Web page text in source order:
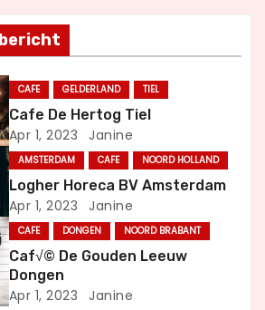
CAFE GELDERLAND TIEL
Cafe De Hertog Tiel
Apr 1, 2023 Janine
AMSTERDAM CAFE NOORD HOLLAND
Logher Horeca BV Amsterdam
Apr 1, 2023 Janine
CAFE DONGEN NOORD BRABANT
Caf√© De Gouden Leeuw
Dongen
Apr 1, 2023 Janine